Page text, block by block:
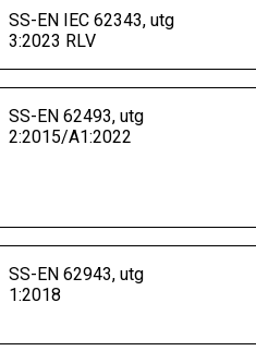
SS-EN IEC 62343, utg
3:2023 RLV
SS-EN 62493, utg
2:2015/A1:2022
SS-EN 62943, utg
1:2018